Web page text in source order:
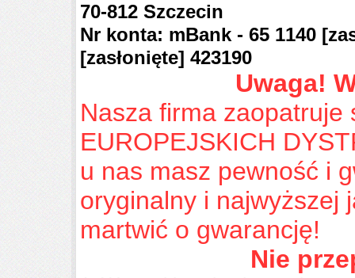
70-812 Szczecin
Nr konta: mBank - 65 1140
[zasłonięte] 423190
Uwaga!
Nasza firma zaopatruje
EUROPEJSKICH
u nas masz pewność i
oryginalny i najwyższej
martwić o gwarancję!
Nie